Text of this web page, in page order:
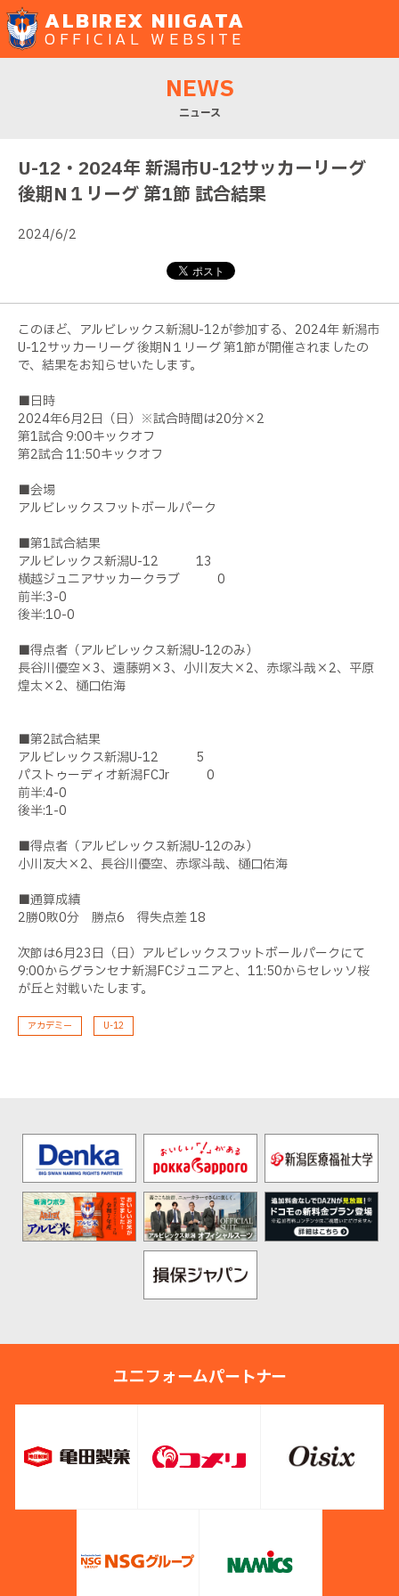
ALBIREX NIIGATA
OFFICIAL WEBSITE
NEWS
ニュース
U-12・2024年 新潟市U-12サッカーリーグ
後期N１リーグ 第1節 試合結果
2024/6/2
このほど、アルビレックス新潟U-12が参加する、2024年 新潟市
U-12サッカーリーグ 後期N１リーグ 第1節が開催されましたの
で、結果をお知らせいたします。
■日時
2024年6月2日（日）※試合時間は20分×2
第1試合 9:00キックオフ
第2試合 11:50キックオフ
■会場
アルビレックスフットボールパーク
■第1試合結果
アルビレックス新潟U-12 13
横越ジュニアサッカークラブ 0
前半:3-0
後半:10-0
■得点者（アルビレックス新潟U-12のみ）
長谷川優空×3、遠藤朔×3、小川友大×2、赤塚斗哉×2、平原
煌太×2、樋口佑海
■第2試合結果
アルビレックス新潟U-12 5
パストゥーディオ新潟FCJr 0
前半:4-0
後半:1-0
■得点者（アルビレックス新潟U-12のみ）
小川友大×2、長谷川優空、赤塚斗哉、樋口佑海
■通算成績
2勝0敗0分 勝点6 得失点差 18
次節は6月23日（日）アルビレックスフットボールパークにて
9:00からグランセナ新潟FCジュニアと、11:50からセレッソ桜
が丘と対戦いたします。
アカデミー U-12
ユニフォームパートナー